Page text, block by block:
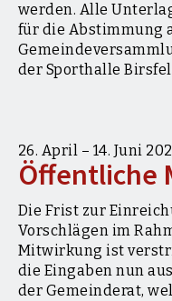
| Visualisierung:
Download Image
werden. Alle
für die Abstimmung
der Sporthalle
26. April – 14. Juni
Öffentliche
Die Frist zur
Vorschlägen im
Mitwirkung ist
die Eingaben nun
der Gemeinderat,